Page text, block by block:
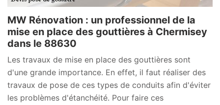
MW Rénovation : un professionnel de la
mise en place des gouttières à Chermisey
dans le 88630
Les travaux de mise en place des gouttières sont
d'une grande importance. En effet, il faut réaliser des
travaux de pose de ces types de conduits afin d'éviter
les problèmes d'étanchéité. Pour faire ces